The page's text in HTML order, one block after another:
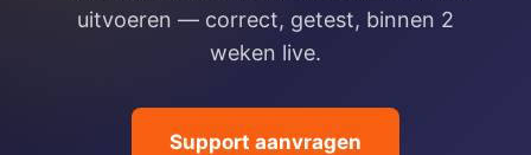
uitvoeren — correct, getest, binnen 2
weken live.
Support aanvragen